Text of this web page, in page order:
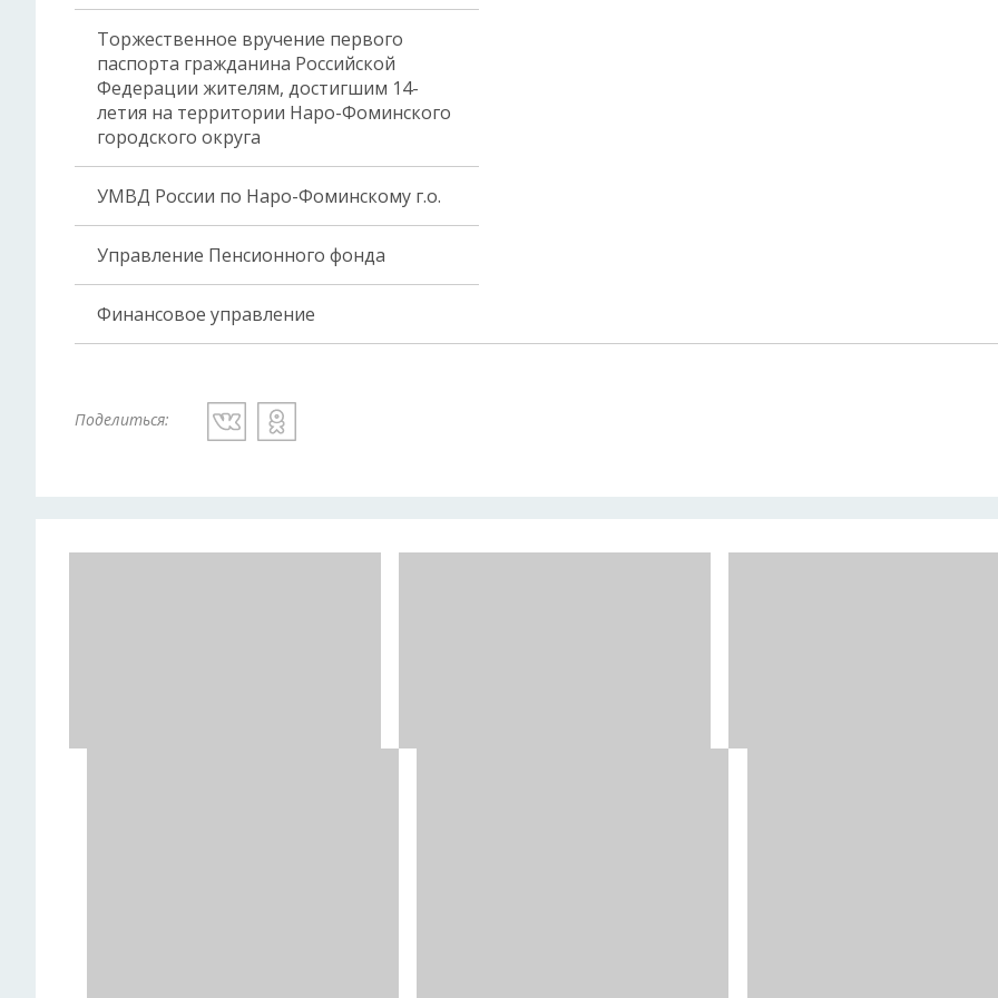
Торжественное вручение первого
паспорта гражданина Российской
Федерации жителям, достигшим 14-
летия на территории Наро-Фоминского
городского округа
УМВД России по Наро-Фоминскому г.о.
Управление Пенсионного фонда
Финансовое управление
Поделиться: